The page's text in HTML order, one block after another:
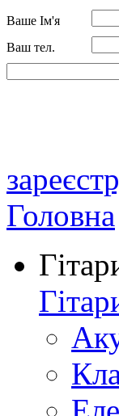
Ваше Ім'я
Ваш тел.
Головна